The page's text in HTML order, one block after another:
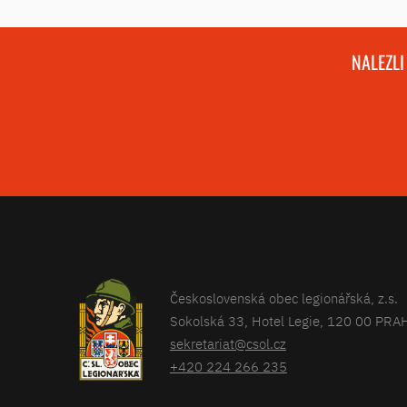
Československá obec legionářská, z.s.
Sokolská 33, Hotel Legie, 120 00
sekretariat@csol.cz
+420 224 266 235